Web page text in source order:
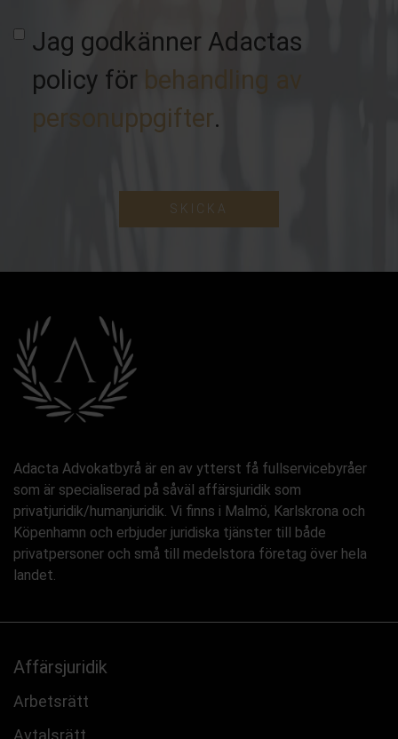
Jag godkänner Adactas
policy för behandling av
personuppgifter.
SKICKA
Adacta Advokatbyrå är en av ytterst få fullservicebyråer
som är specialiserad på såväl affärsjuridik som
privatjuridik/humanjuridik. Vi finns i Malmö, Karlskrona och
Köpenhamn och erbjuder juridiska tjänster till både
privatpersoner och små till medelstora företag över hela
landet.
Affärsjuridik
Arbetsrätt
Avtalsrätt